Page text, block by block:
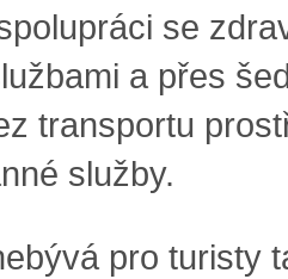
se
a přes
transportu
služby.
pro turisty